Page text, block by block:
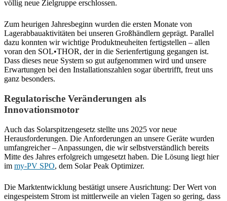
völlig neue Zielgruppe erschlossen.
Zum heurigen Jahresbeginn wurden die ersten Monate von
Lagerabbauaktivitäten bei unseren Großhändlern geprägt. Parallel
dazu konnten wir wichtige Produktneuheiten fertigstellen – allen
voran den SOL•THOR, der in die Serienfertigung gegangen ist.
Dass dieses neue System so gut aufgenommen wird und unsere
Erwartungen bei den Installationszahlen sogar übertrifft, freut uns
ganz besonders.
Regulatorische Veränderungen als
Innovationsmotor
Auch das Solarspitzengesetz stellte uns 2025 vor neue
Herausforderungen. Die Anforderungen an unsere Geräte wurden
umfangreicher – Anpassungen, die wir selbstverständlich bereits
Mitte des Jahres erfolgreich umgesetzt haben. Die Lösung liegt hier
im my-PV SPO, dem Solar Peak Optimizer.
Die Marktentwicklung bestätigt unsere Ausrichtung: Der Wert von
eingespeistem Strom ist mittlerweile an vielen Tagen so gering, dass